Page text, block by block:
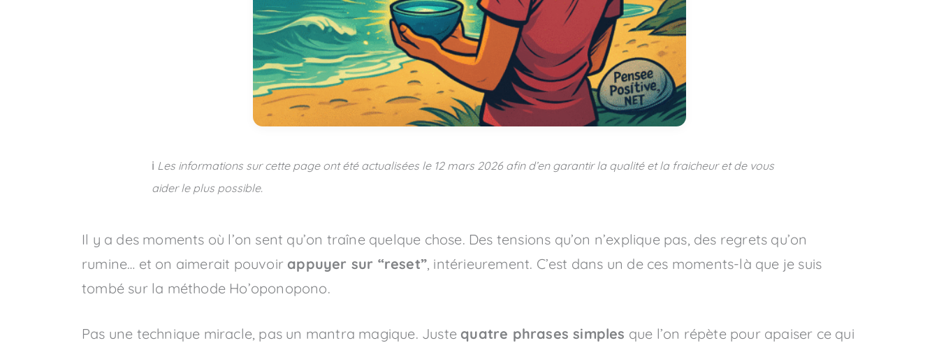
ℹ️ Les informations sur cette page ont été actualisées le 12 mars 2026 afin d’en garantir la qualité et la fraicheur et de vous
aider le plus possible.
Il y a des moments où l’on sent qu’on traîne quelque chose. Des tensions qu’on n’explique pas, des regrets qu’on
rumine… et on aimerait pouvoir appuyer sur “reset”, intérieurement. C’est dans un de ces moments-là que je suis
tombé sur la méthode Ho’oponopono.
Pas une technique miracle, pas un mantra magique. Juste quatre phrases simples que l’on répète pour apaiser ce qui